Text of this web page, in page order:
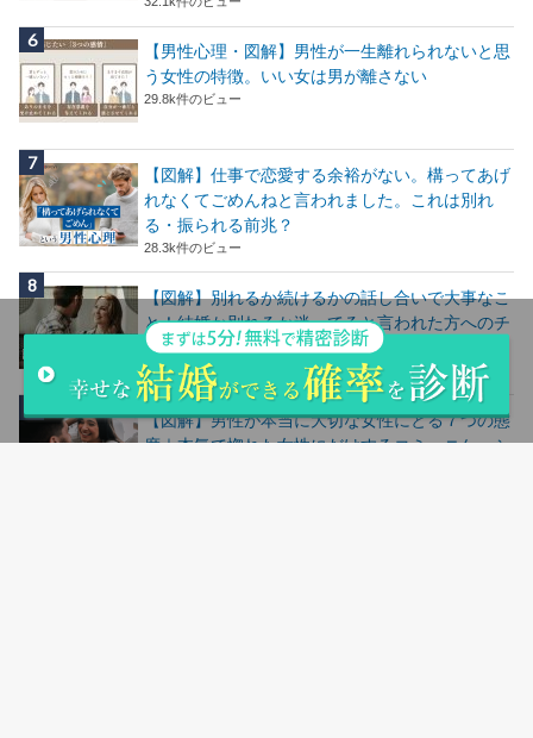
【男性心理・図解】男性が一生離れられないと思
う女性の特徴。いい女は男が離さない
29.8k件のビュー
【図解】仕事で恋愛する余裕がない。構ってあげ
れなくてごめんねと言われました。これは別れ
る・振られる前兆？
28.3k件のビュー
【図解】別れるか続けるかの話し合いで大事なこ
と！結婚か別れるか迷ってると言われた方へのチ
ェックリスト
28.2k件のビュー
【図解】男性が本当に大切な女性にとる７つの態
度｜本気で惚れた女性にだけするコミュニケーシ